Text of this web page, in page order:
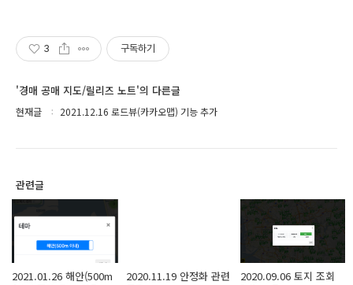
3 구독하기
'경매 공매 지도/릴리즈 노트'의 다른글
현재글 2021.12.16 로드뷰(카카오맵) 기능 추가
관련글
2021.01.26 해안(500m
2020.11.19 안정화 관련
2020.09.06 토지 조회